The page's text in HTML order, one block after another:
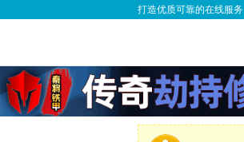
打造优质可靠的在线服务